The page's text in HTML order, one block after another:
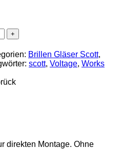
Brillen Gläser Scott,
scott, Voltage, Works
direkten Montage. Ohne